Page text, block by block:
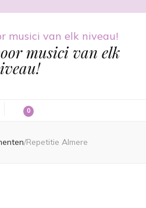
musici van elk
0
/Repetitie Almere